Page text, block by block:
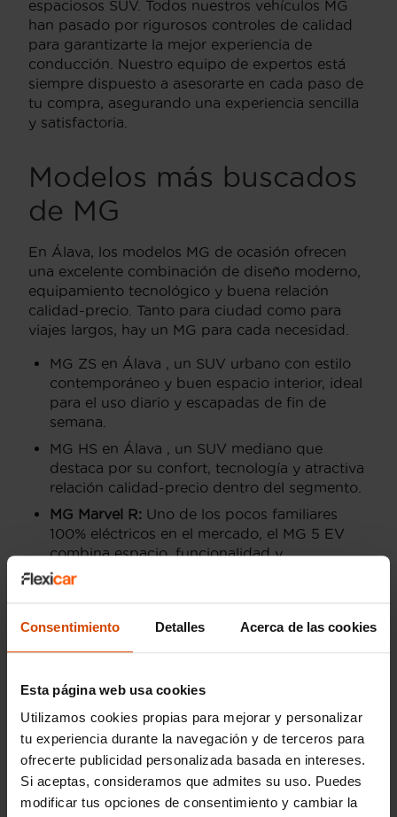
Consentimiento Detalles Acerca de las cookies
Esta página web usa cookies
Utilizamos cookies propias para mejorar y personalizar
tu experiencia durante la navegación y de terceros para
ofrecerte publicidad personalizada basada en intereses.
Si aceptas, consideramos que admites su uso. Puedes
modificar tus opciones de consentimiento y cambiar la
espaciosos SUV. Todos nuestros vehículos MG
han pasado por rigurosos controles de calidad
para garantizarte la mejor experiencia de
conducción. Nuestro equipo de expertos está
siempre dispuesto a asesorarte en cada paso de
tu compra, asegurando una experiencia sencilla
y satisfactoria.
Modelos más buscados
de MG
En Álava, los modelos MG de ocasión ofrecen
una excelente combinación de diseño moderno,
equipamiento tecnológico y buena relación
calidad-precio. Tanto para ciudad como para
viajes largos, hay un MG para cada necesidad.
MG ZS en Álava , un SUV urbano con estilo
contemporáneo y buen espacio interior, ideal
para el uso diario y escapadas de fin de
semana.
MG HS en Álava , un SUV mediano que
destaca por su confort, tecnología y atractiva
relación calidad-precio dentro del segmento.
MG Marvel R: Uno de los pocos familiares
100% eléctricos en el mercado, el MG 5 EV
combina espacio, funcionalidad y
sostenibilidad. Con una autonomía adecuada
ambiente.
Precios de MG de segunda
El mercado de coches MG de segunda mano en
Álava ofrece precios competitivos, permitiendo a
los compradores acceder a vehículos de alta
calidad sin superar su presupuesto. El precio